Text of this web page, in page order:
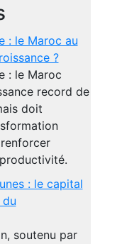
: le Maroc au
?
: le Maroc
record de
doit
: le capital
soutenu par